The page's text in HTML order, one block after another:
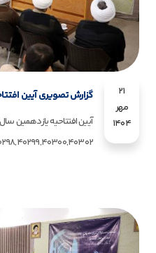
21
مهر
1404
گزارش تصویری آیین